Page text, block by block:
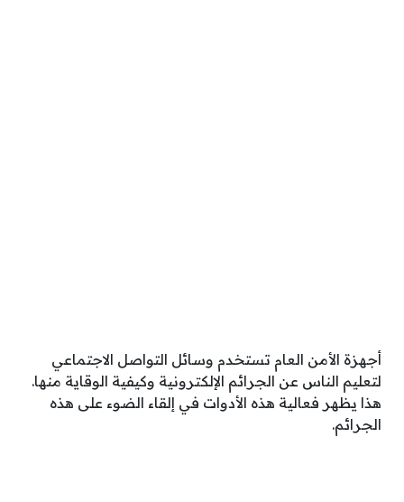
أجهزة الأمن العام تستخدم وسائل التواصل الاجتماعي
لتعليم الناس عن الجرائم الإلكترونية وكيفية الوقاية منها.
هذا يظهر فعالية هذه الأدوات في إلقاء الضوء على هذه
الجرائم.